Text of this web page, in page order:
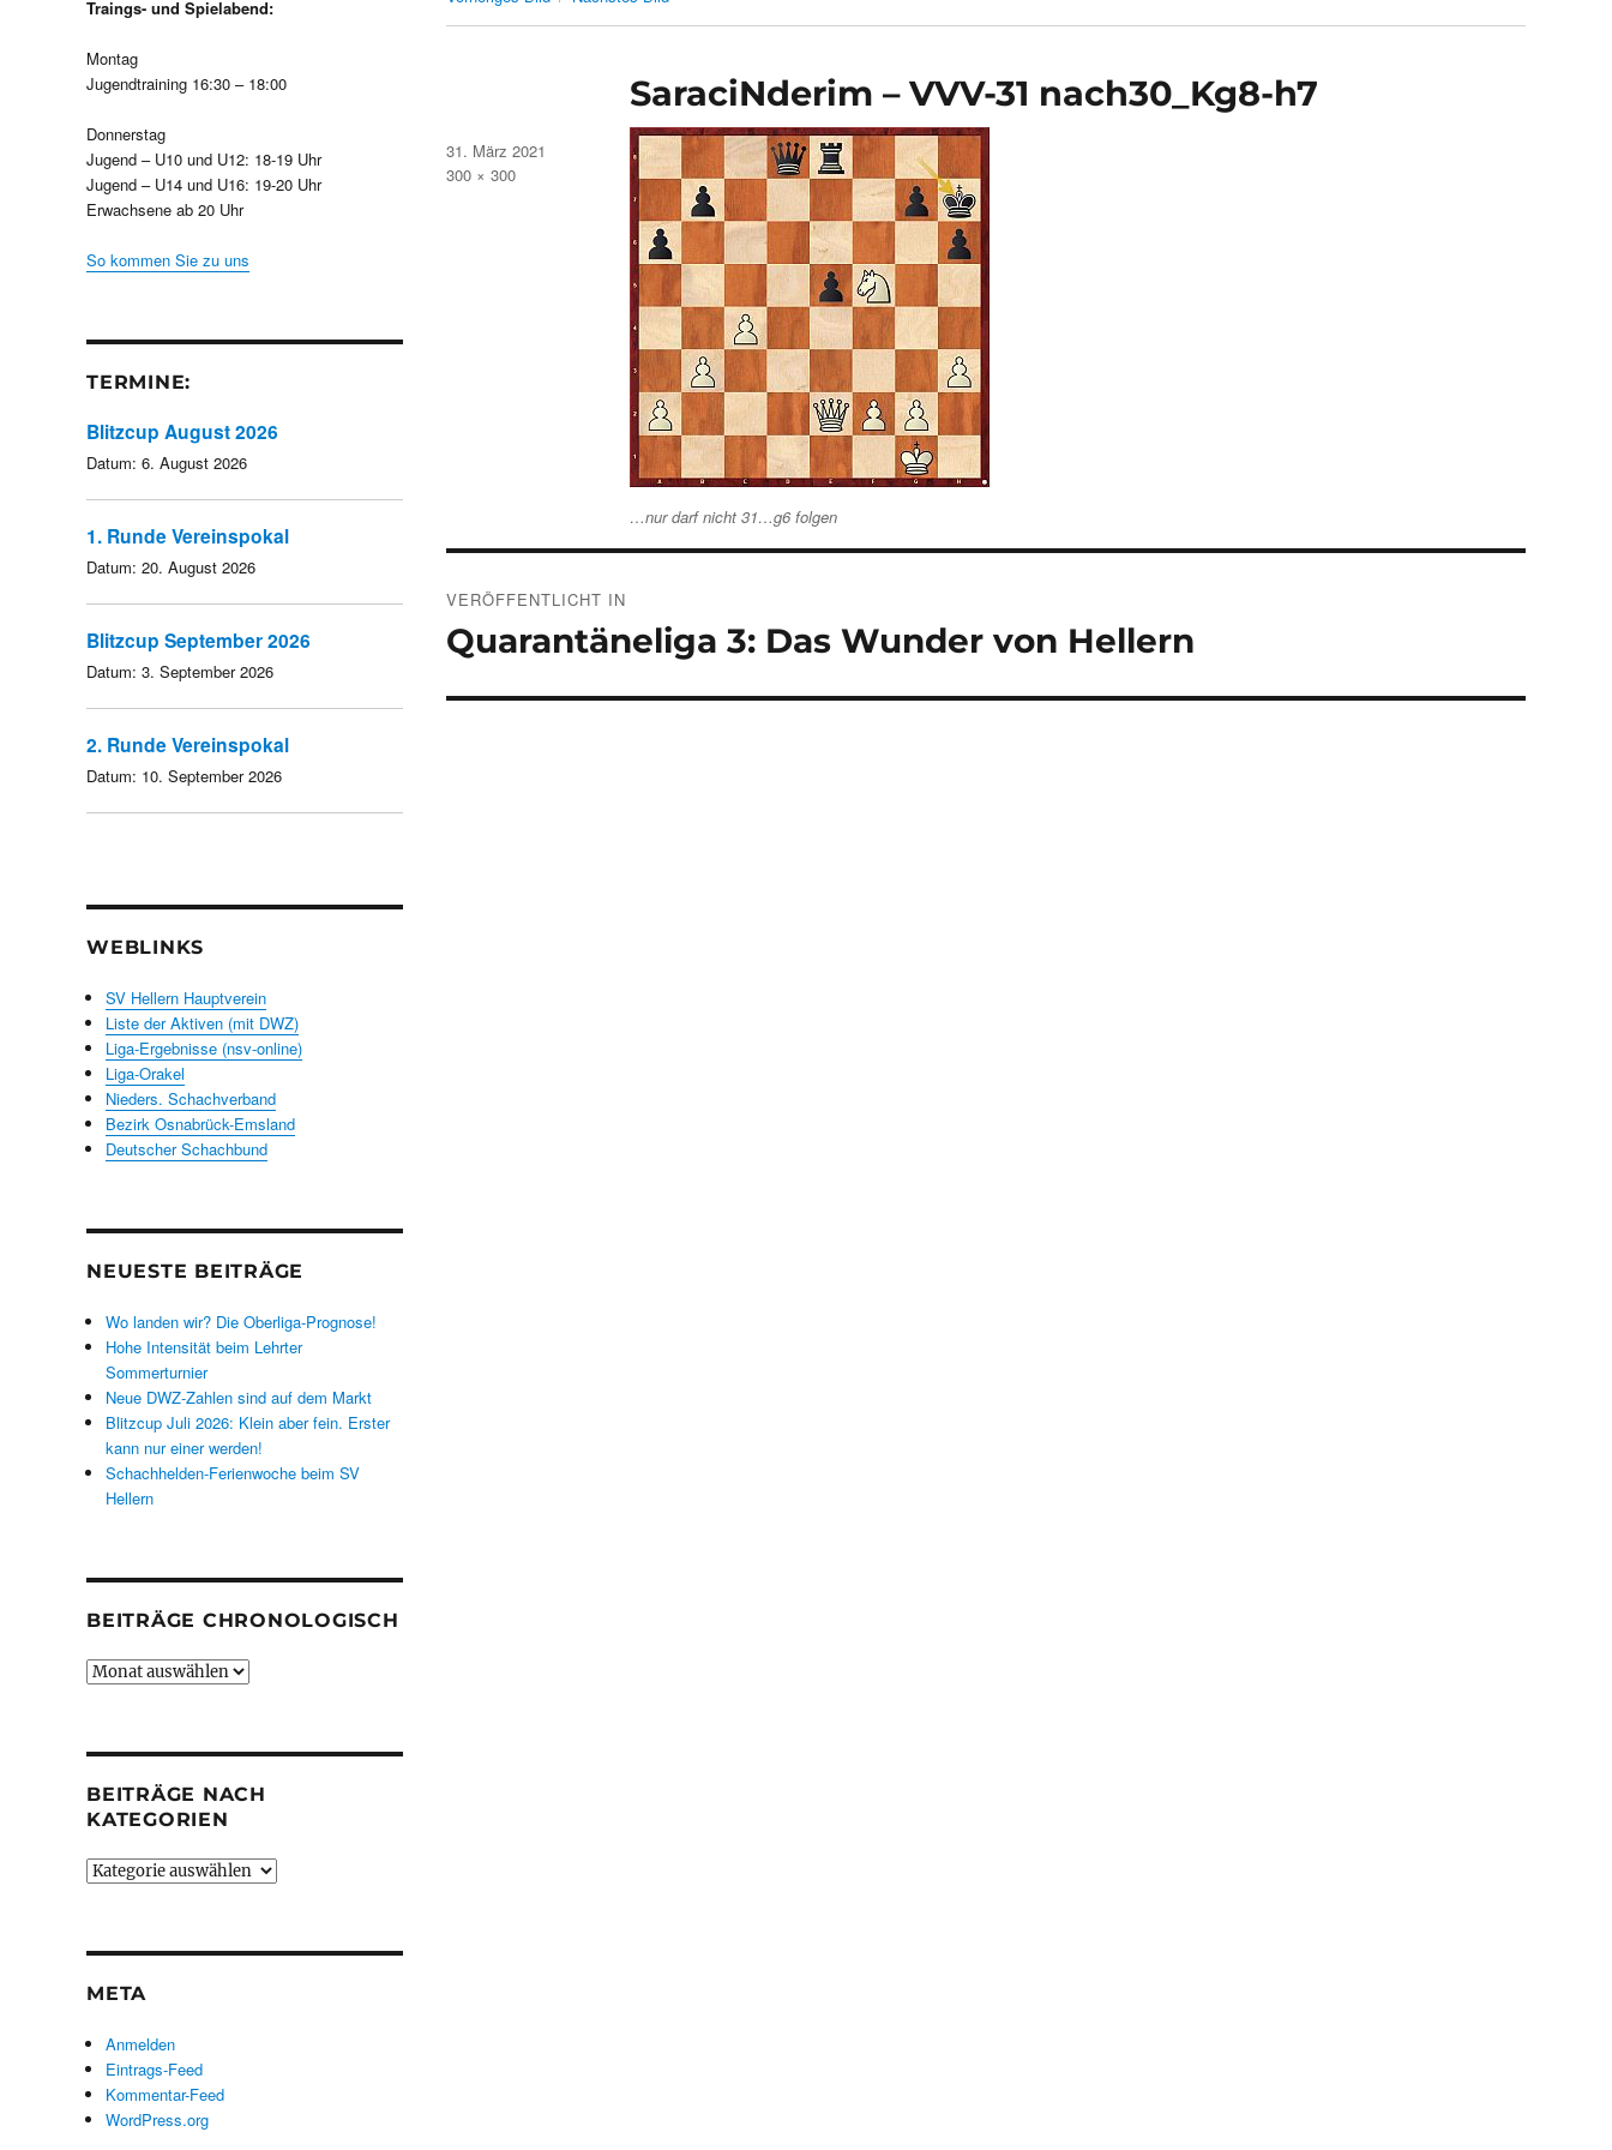
SaraciNderim – VVV-31 nach30_Kg8-h7
…nur darf nicht 31…g6 folgen
Veröffentlicht
am
31. März 2021
Volle
300 × 300
VERÖFFENTLICHT IN
Quarantäneliga 3: Das Wunder von Hellern
Traings- und Spielabend:
Montag
Jugendtraining 16:30 – 18:00
Donnerstag
Jugend – U10 und U12: 18-19 Uhr
Jugend – U14 und U16: 19-20 Uhr
Erwachsene ab 20 Uhr
So kommen Sie zu uns
TERMINE:
Blitzcup August 2026
Datum: 6. August 2026
1. Runde Vereinspokal
Datum: 20. August 2026
Blitzcup September 2026
Datum: 3. September 2026
2. Runde Vereinspokal
Datum: 10. September 2026
WEBLINKS
SV Hellern Hauptverein
Liste der Aktiven (mit DWZ)
Liga-Ergebnisse (nsv-online)
Liga-Orakel
Nieders. Schachverband
Bezirk Osnabrück-Emsland
Deutscher Schachbund
NEUESTE BEITRÄGE
Wo landen wir? Die Oberliga-Prognose!
Hohe Intensität beim Lehrter
Sommerturnier
Neue DWZ-Zahlen sind auf dem Markt
Blitzcup Juli 2026: Klein aber fein. Erster
kann nur einer werden!
Schachhelden-Ferienwoche beim SV
Hellern
BEITRÄGE CHRONOLOGISCH
Beiträge
BEITRÄGE NACH
KATEGORIEN
Beiträge
META
Anmelden
Eintrags-Feed
Kommentar-Feed
WordPress.org